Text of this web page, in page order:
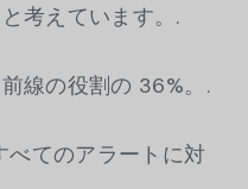
考えています。.
線の役割の 36%。.
てのアラートに対